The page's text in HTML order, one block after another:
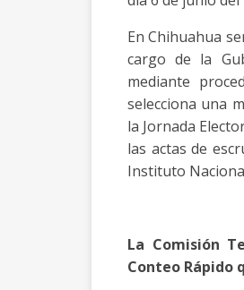
En Chihuahua
cargo de la
mediante
selecciona una
la Jornada
las actas de
Instituto
La Comisión
Conteo Rápido